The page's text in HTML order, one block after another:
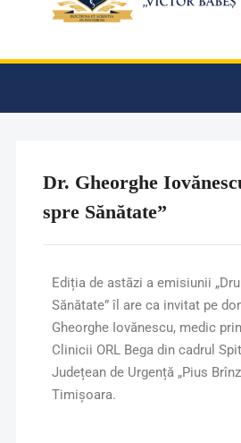
Dr. Gheorghe
spre Sănătate”
Ediția de astăzi a emisiunii
Sănătate” îl are ca invitat pe
Gheorghe Iovănescu, medic
Clinicii ORL Bega din cadrul
Județean de Urgență „Pius
Timișoara.